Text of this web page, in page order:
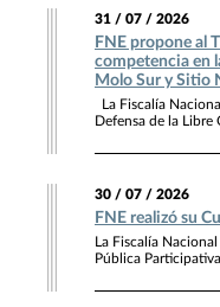
31 / 07 / 2026
FNE propone al
competencia en
Molo Sur y Sitio
La Fiscalía
Defensa de la Libre
30 / 07 / 2026
FNE realizó su
La Fiscalía
Pública